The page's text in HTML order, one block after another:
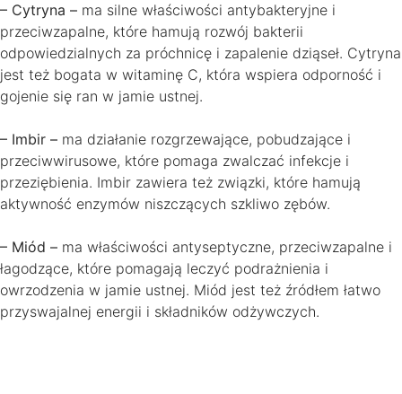
– Cytryna – ma silne właściwości antybakteryjne i
przeciwzapalne, które hamują rozwój bakterii
odpowiedzialnych za próchnicę i zapalenie dziąseł. Cytryna
jest też bogata w witaminę C, która wspiera odporność i
gojenie się ran w jamie ustnej.
– Imbir – ma działanie rozgrzewające, pobudzające i
przeciwwirusowe, które pomaga zwalczać infekcje i
przeziębienia. Imbir zawiera też związki, które hamują
aktywność enzymów niszczących szkliwo zębów.
– Miód – ma właściwości antyseptyczne, przeciwzapalne i
łagodzące, które pomagają leczyć podrażnienia i
owrzodzenia w jamie ustnej. Miód jest też źródłem łatwo
przyswajalnej energii i składników odżywczych.